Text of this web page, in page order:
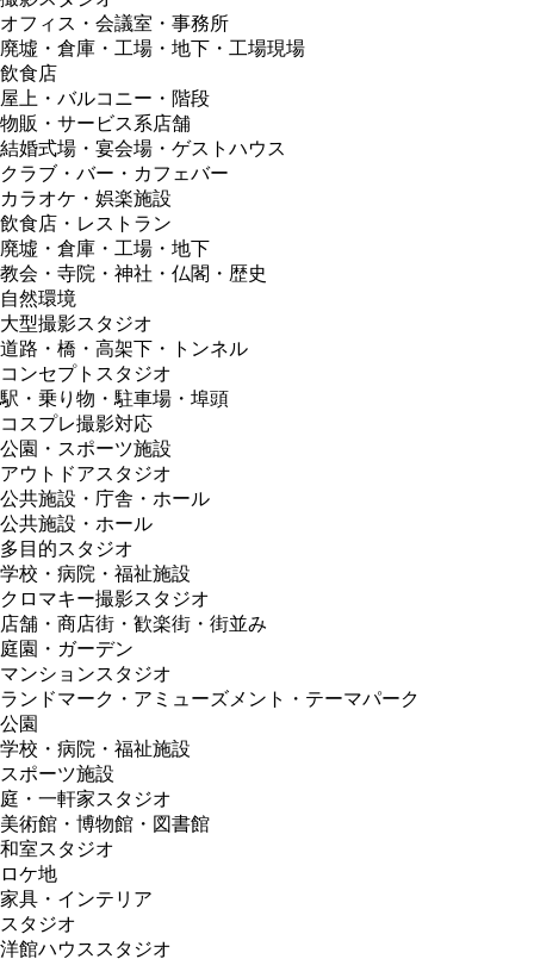
オフィス・会議室・事務所
廃墟・倉庫・工場・地下・工場現場
飲食店
屋上・バルコニー・階段
物販・サービス系店舗
結婚式場・宴会場・ゲストハウス
クラブ・バー・カフェバー
カラオケ・娯楽施設
飲食店・レストラン
廃墟・倉庫・工場・地下
教会・寺院・神社・仏閣・歴史
自然環境
大型撮影スタジオ
道路・橋・高架下・トンネル
コンセプトスタジオ
駅・乗り物・駐車場・埠頭
コスプレ撮影対応
公園・スポーツ施設
アウトドアスタジオ
公共施設・庁舎・ホール
公共施設・ホール
多目的スタジオ
学校・病院・福祉施設
クロマキー撮影スタジオ
店舗・商店街・歓楽街・街並み
庭園・ガーデン
マンションスタジオ
ランドマーク・アミューズメント・テーマパーク
公園
学校・病院・福祉施設
スポーツ施設
庭・一軒家スタジオ
美術館・博物館・図書館
和室スタジオ
ロケ地
家具・インテリア
スタジオ
洋館ハウススタジオ